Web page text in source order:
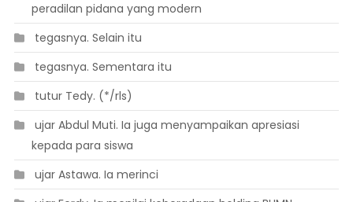
peradilan pidana yang modern
 tegasnya. Selain itu
 tegasnya. Sementara itu
 tutur Tedy. (*/rls)
 ujar Abdul Muti. Ia juga menyampaikan apresiasi
kepada para siswa
 ujar Astawa. Ia merinci